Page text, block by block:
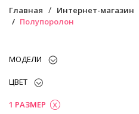
Главная Интернет-магазин
Полупоролон
МОДЕЛИ
ЦВЕТ
1 РАЗМЕР